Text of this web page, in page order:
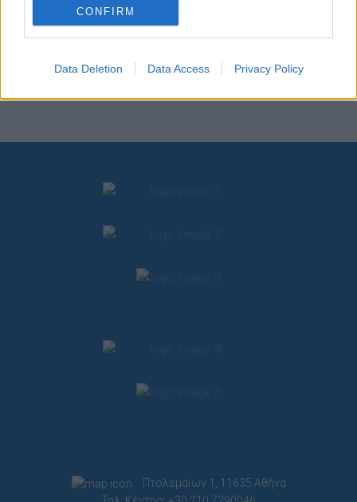
CONFIRM
Data Deletion Data Access Privacy Policy
16 ΕΙΡΗΝΗΔΙΚΑΙΟΣΥΝΗ
Επισυνάψεις
Πτολεμαίων 1, 11635 Αθήνα